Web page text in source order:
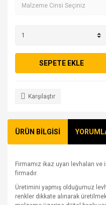
SEPETE EKLE
Karşılaştır
ÜRÜN BİLGİSİ
Firmamız ikaz uyarı levhaları
firmadır.
Üretimini yapmış olduğumuz
renkler dikkate alınarak